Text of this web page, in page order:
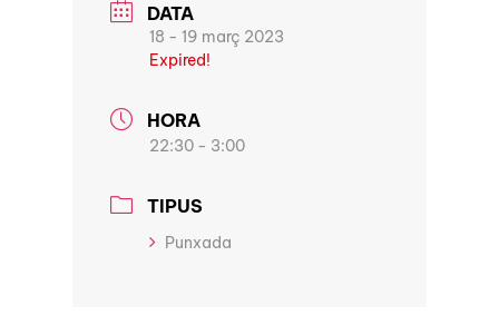
DATA
18 - 19 març 2023
Expired!
HORA
22:30 - 3:00
TIPUS
Punxada